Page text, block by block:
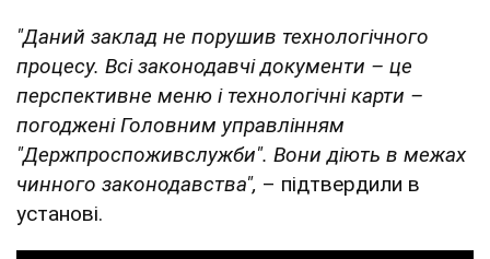
"Даний заклад не порушив технологічного
процесу. Всі законодавчі документи – це
перспективне меню і технологічні карти –
погоджені Головним управлінням
"Держпроспоживслужби". Вони діють в межах
чинного законодавства", – підтвердили в
установі.